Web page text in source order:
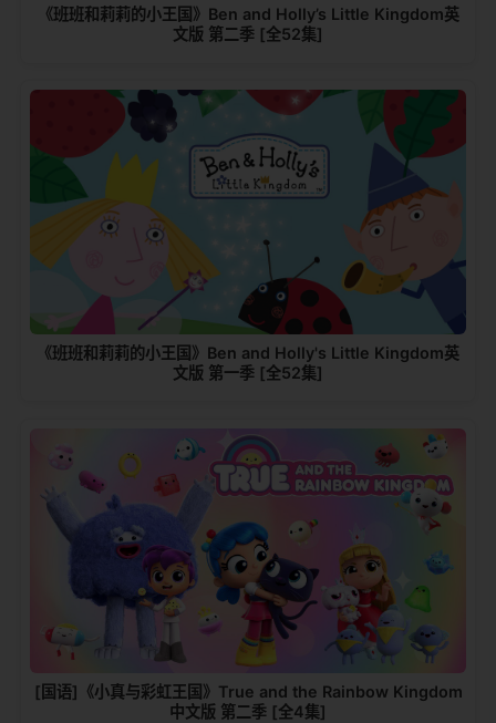
《班班和莉莉的小王国》Ben and Holly’s Little Kingdom英
文版 第二季 [全52集]
《班班和莉莉的小王国》Ben and Holly's Little Kingdom英
文版 第一季 [全52集]
[国语]《小真与彩虹王国》True and the Rainbow Kingdom
中文版 第二季 [全4集]